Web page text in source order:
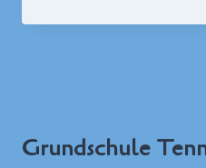
Grundschule